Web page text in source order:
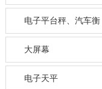
电子平台秤、汽车衡
大屏幕
电子天平